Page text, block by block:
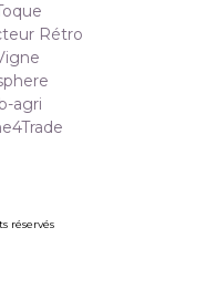
Rétro
agri
réservés